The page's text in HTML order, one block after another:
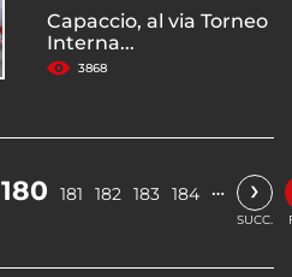
Capaccio, al via Torneo
Interna...
3868
180 181 182 183 184 … ›
SUCC.